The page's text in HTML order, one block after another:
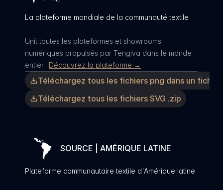
La plateforme mondiale de la communauté textile
Unit toutes les plateformes et showrooms
numériques propulsés par Tengiva dans le monde
entier. Découvrez la plateforme →
Téléchargez tous les fichiers png dans un
Téléchargez tous les fichiers SVG .zip
SOURCE | AMÉRIQUE LATINE
Plateforme communautaire textile d'Amérique latine